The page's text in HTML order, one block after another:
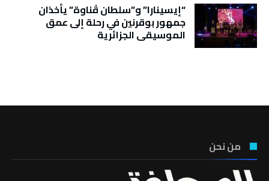
“إيسينارا” و”سلطان ڤناوة” يأخذان
جمهور بوقرنين في رحلة إلى عمق
الموسيقى الجزائرية
من نحن